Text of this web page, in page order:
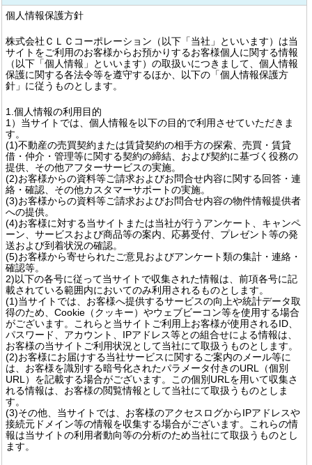
個人情報保護方針
株式会社ＣＬＣコーポレーション（以下「当社」といいます）は当
サイトをご利用のお客様からお預かりするお客様個人に関する情報
（以下「個人情報」といいます）の取扱いにつきまして、個人情報
保護に関する各法令等を遵守するほか、以下の「個人情報保護方
針」に従うものとします。
1.個人情報の利用目的
1）当サイトでは、個人情報を以下の目的で利用させていただきま
す。
(1)不動産の売買契約または賃貸契約の相手方の探索、売買・賃貸
借・仲介・管理等に関する契約の締結、および契約に基づく役務の
提供、その他アフターサービスの実施。
(2)お客様からの資料等ご請求およびお問合せ内容に関する回答・連
絡・確認、その他カスタマーサポートの実施。
(3)お客様からの資料等ご請求およびお問合せ内容の物件情報提供者
への提供。
(4)お客様に対する当サイトまたは当社が行うアンケート、キャンペ
ーン、サービスおよび商品等の案内、応募受付、プレゼント等の発
送および到着状況の確認。
(5)お客様から寄せられたご意見およびアンケート類の集計・連絡・
確認等。
2)以下の各号に従って当サイトで収集された情報は、前項各号に記
載されている範囲内においてのみ利用されるものとします。
(1)当サイトでは、お客様へ提供するサービスの向上や統計データ取
得のため、Cookie（クッキー）やウェブビーコン等を使用する場合
がございます。これらと当サイトご利用上お客様が使用されるID、
パスワード、アカウント、IPアドレス等との組合せによる情報は、
お客様の当サイトご利用状況として当社にて取扱うものとします。
(2)お客様にお届けする当社サービスに関するご案内のメール等に
は、お客様を識別する暗号化されたパラメータ付きのURL（個別
URL）を記載する場合がございます。この個別URLを用いて収集さ
れる情報は、お客様の閲覧情報として当社にて取扱うものとしま
す。
(3)その他、当サイトでは、お客様のアクセスログからIPアドレスや
接続元ドメイン等の情報を収集する場合がございます。これらの情
報は当サイトの利用者動向等の分析のため当社にて取扱うものとし
ます。